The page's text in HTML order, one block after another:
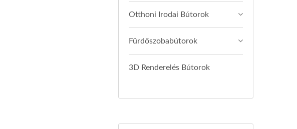
Otthoni Irodai Bútorok
Fürdőszobabútorok
3D Renderelés Bútorok